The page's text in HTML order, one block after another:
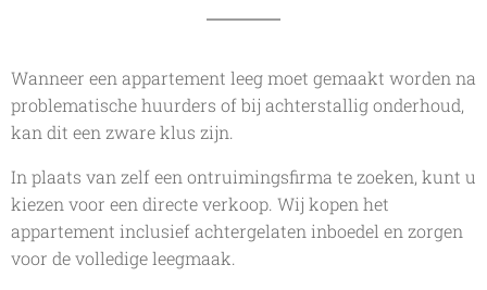
Wanneer een appartement leeg moet gemaakt worden na
problematische huurders of bij achterstallig onderhoud,
kan dit een zware klus zijn.
In plaats van zelf een ontruimingsfirma te zoeken, kunt u
kiezen voor een directe verkoop. Wij kopen het
appartement inclusief achtergelaten inboedel en zorgen
voor de volledige leegmaak.